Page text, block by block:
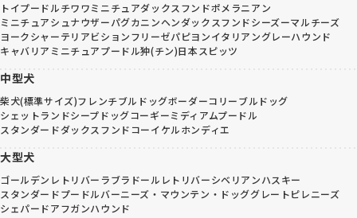
トイプードルチワワミニチュアダックスフンドポメラニアン
ミニチュアシュナウザーパグカニンヘンダックスフンドシーズーマルチーズ
ヨークシャーテリアビションフリーゼパピヨンイタリアングレーハウンド
キャバリア ミニチュアプードル狆(チン)日本スピッツ
中型犬
柴犬(標準サイズ)フレンチブルドッグボーダーコリーブルドッグ
シェットランドシープドッグコーギーミディアムプードル
スタンダードダックスフンドコーイケルホンディエ
大型犬
ゴールデンレトリバー ラブラドールレトリバーシベリアンハスキー
スタンダードプードルバーニーズ・マウンテン・ドッググレートピレニーズ
シェパードアフガンハウンド